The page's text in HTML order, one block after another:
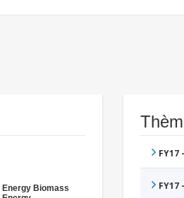
Energy Biomass